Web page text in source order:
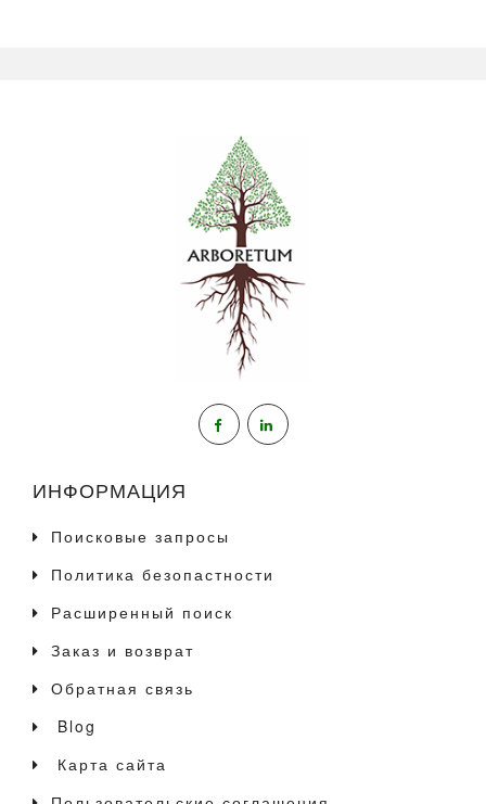
ИНФОРМАЦИЯ
Поисковые запросы
Политика безопастности
Расширенный поиск
Заказ и возврат
Обратная связь
Blog
Карта сайта